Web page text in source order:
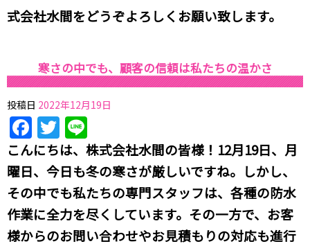
式会社水間をどうぞよろしくお願い致します。
寒さの中でも、顧客の信頼は私たちの温かさ
投稿日 2022年12月19日
Facebook
Twitter
こんにちは、株式会社水間の皆様！12月19日、月
曜日、今日も冬の寒さが厳しいですね。しかし、
その中でも私たちの専門スタッフは、各種の防水
作業に全力を尽くしています。その一方で、お客
様からのお問い合わせやお見積もりの対応も進行